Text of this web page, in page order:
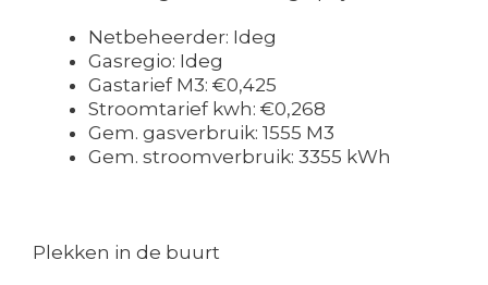
Netbeheerder: Ideg
Gasregio: Ideg
Gastarief M3: €0,425
Stroomtarief kwh: €0,268
Gem. gasverbruik: 1555 M3
Gem. stroomverbruik: 3355 kWh
Plekken in de buurt